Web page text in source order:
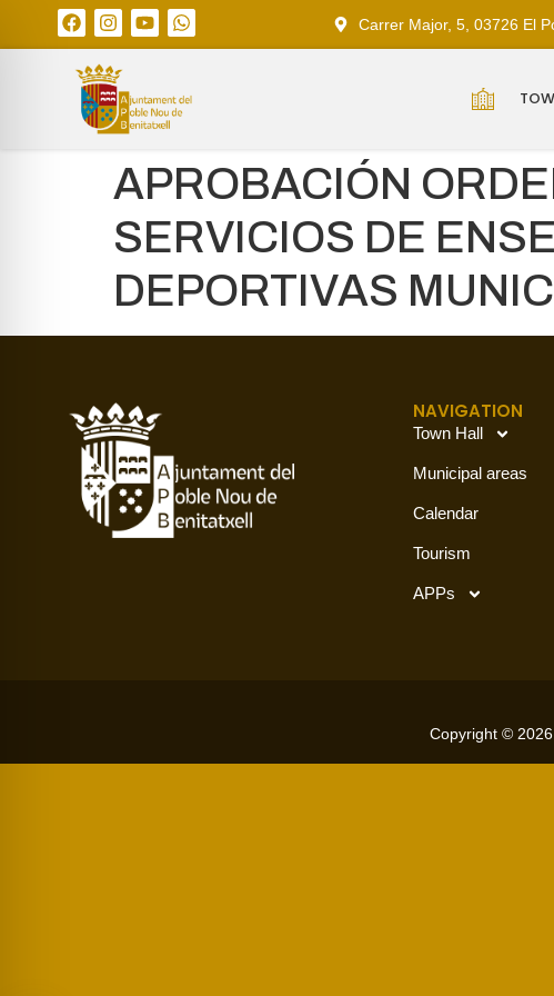
Carrer Major, 5, 03726 El
APROBACIÓN
SERVICIOS DE
DEPORTIVAS
NAVIGATION
Town Hall
Municipal areas
Calendar
Tourism
APPs
Copyright ©